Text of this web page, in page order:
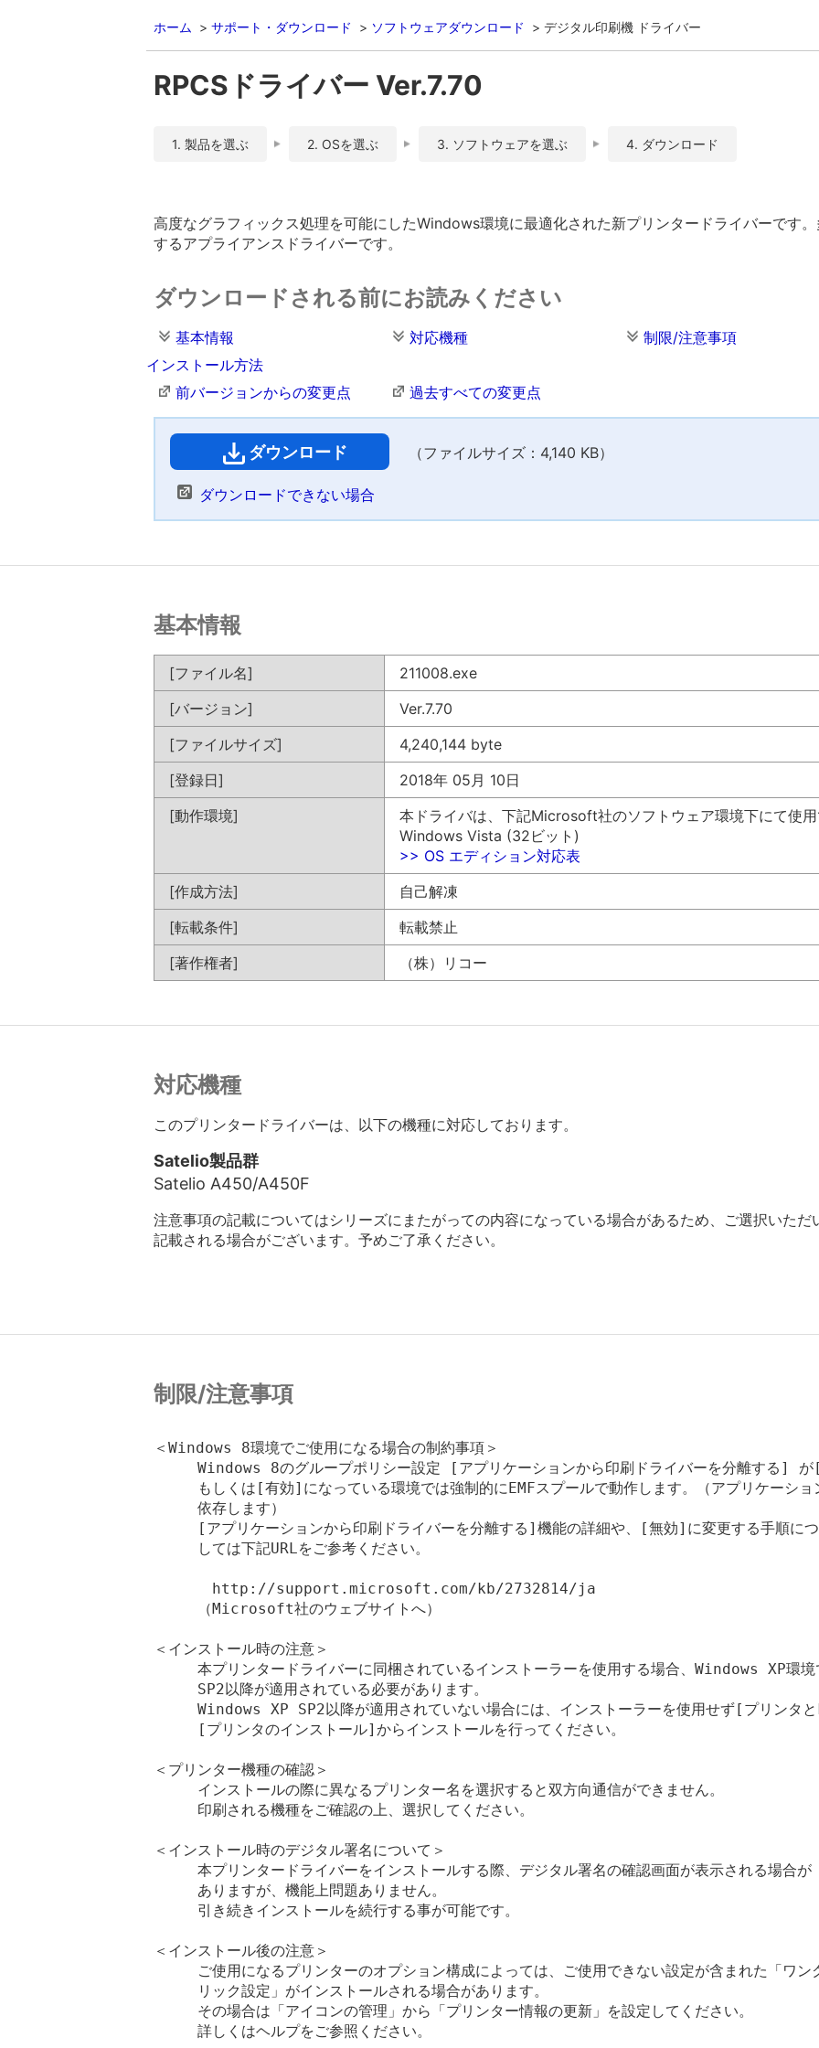
ホーム サポート・ダウンロード ソフトウェアダウンロード デジタル印刷機 ドライバー
RPCSドライバー Ver.7.70
1. 製品を選ぶ 2. OSを選ぶ 3. ソフトウェアを選ぶ 4. ダウンロード
高度なグラフィックス処理を可能にしたWindows環境に最適化された新プリンタードライバーです
するアプライアンスドライバーです。
ダウンロードされる前にお読みください
基本情報 対応機種 制限/注意事項
インストール方法
前バージョンからの変更点
過去すべての変更点
ダウンロード （ファイルサイズ：4,140 KB）
ダウンロードできない場合
基本情報
[ファイル名]
211008.exe
[バージョン]
Ver.7.70
[ファイルサイズ]
4,240,144 byte
[登録日]
2018年 05月 10日
[動作環境]
本ドライバは、下記Microsoft社のソフトウェア環境下にて使用
Windows Vista (32ビット)
>> OS エディション対応表
[作成方法]
自己解凍
[転載条件]
転載禁止
[著作権者]
（株）リコー
対応機種
このプリンタードライバーは、以下の機種に対応しております。
Satelio製品群
Satelio A450/A450F
注意事項の記載についてはシリーズにまたがっての内容になっている場合があるため、ご選択いた
記載される場合がございます。予めご了承ください。
制限/注意事項
＜Windows 8環境でご使用になる場合の制約事項＞
Windows 8のグループポリシー設定 [アプリケーションから印刷ドライバーを分離する] が
もしくは[有効]になっている環境では強制的にEMFスプールで動作します。（アプリケーショ
依存します）
[アプリケーションから印刷ドライバーを分離する]機能の詳細や、[無効]に変更する手順につ
しては下記URLをご参考ください。
http://support.microsoft.com/kb/2732814/ja
（Microsoft社のウェブサイトへ）
＜インストール時の注意＞
本プリンタードライバーに同梱されているインストーラーを使用する場合、Windows XP環境
SP2以降が適用されている必要があります。
Windows XP SP2以降が適用されていない場合には、インストーラーを使用せず[プリンタ
[プリンタのインストール]からインストールを行ってください。
＜プリンター機種の確認＞
インストールの際に異なるプリンター名を選択すると双方向通信ができません。
印刷される機種をご確認の上、選択してください。
＜インストール時のデジタル署名について＞
本プリンタードライバーをインストールする際、デジタル署名の確認画面が表示される場合が
ありますが、機能上問題ありません。
引き続きインストールを続行する事が可能です。
＜インストール後の注意＞
ご使用になるプリンターのオプション構成によっては、ご使用できない設定が含まれた「ワン
リック設定」がインストールされる場合があります。
その場合は「アイコンの管理」から「プリンター情報の更新」を設定してください。
詳しくはヘルプをご参照ください。